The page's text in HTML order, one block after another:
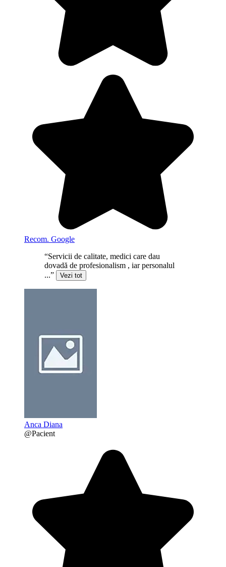
Recom. Google
“Servicii de calitate, medici care dau
dovadă de profesionalism , iar personalul
...”
Vezi tot
Anca Diana
@Pacient